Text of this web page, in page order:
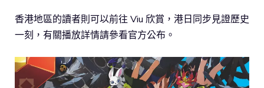
香港地區的讀者則可以前往 Viu 欣賞，港日同步見證歷史
一刻，有關播放詳情請參看官方公布。